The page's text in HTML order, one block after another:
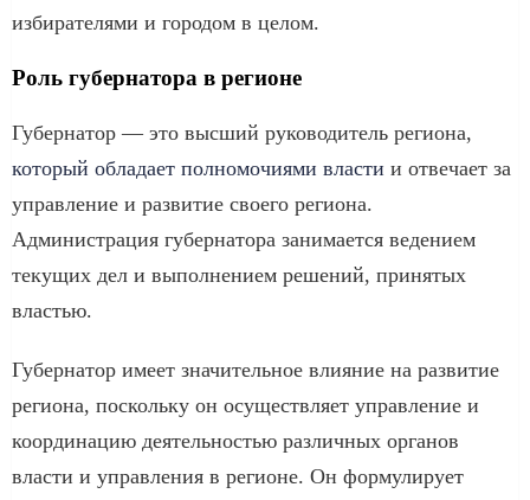
избирателями и городом в целом.
Роль губернатора в регионе
Губернатор — это высший руководитель региона,
который обладает полномочиями власти и отвечает за
управление и развитие своего региона.
Администрация губернатора занимается ведением
текущих дел и выполнением решений, принятых
властью.
Губернатор имеет значительное влияние на развитие
региона, поскольку он осуществляет управление и
координацию деятельностью различных органов
власти и управления в регионе. Он формулирует